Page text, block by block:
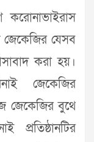
জেকেজির যেসব
করা হয়।
জেকেজির
জেকেজির বুথে
প্রতিষ্ঠানটির